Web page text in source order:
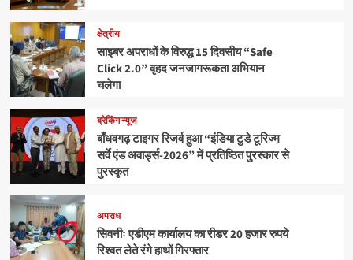
क्षेत्रीय
साइबर अपराधों के विरुद्ध 15 दिवसीय “Safe
Click 2.0” वृहद जनजागरूकता अभियान
चलेगा
ब्रेकिंग न्यूज
बाँधवगढ़ टाइगर रिजर्व हुआ “इंडिया टुडे टूरिज्म
सर्वे एंड अवार्ड्स-2026” में प्रतिष्ठित पुरस्कार से
पुरस्कृत
अपराध
सिवनीः एडीएम कार्यालय का रीडर 20 हजार रुपये
रिश्वत लेते रंगे हाथों गिरफ्तार